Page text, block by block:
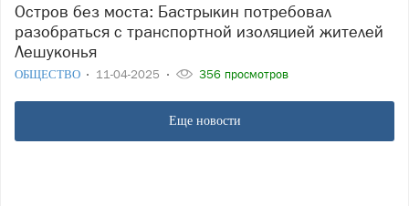
Остров без моста: Бастрыкин потребовал
разобраться с транспортной изоляцией жителей
Лешуконья
ОБЩЕСТВО 11-04-2025 356 просмотров
Еще новости